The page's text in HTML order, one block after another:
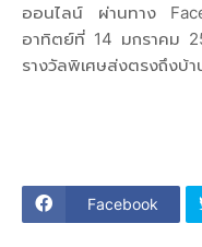
ออนไลน์ ผ่านทาง
อาทิตย์ที่ 14 มกราคม
รางวัลพิเศษส่งตรงถึงบ้า
Facebook